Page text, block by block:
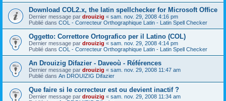
Download COL2.x, the latin spellchecker for Microsoft Office
Dernier message par drouizig « sam. nov. 29, 2008 4:16 pm
Publié dans COL - Correcteur Orthographique Latin - Latin Spell Checker
Oggetto: Correttore Ortografico per il Latino (COL)
Dernier message par drouizig « sam. nov. 29, 2008 4:14 pm
Publié dans COL - Correcteur Orthographique Latin - Latin Spell Checker
An Drouizig Difazier - Daveoù - Références
Dernier message par drouizig « sam. nov. 29, 2008 11:47 am
Publié dans An DROUIZIG Difazier
Que faire si le correcteur est ou devient inactif ?
Dernier message par drouizig « sam. nov. 29, 2008 11:34 am